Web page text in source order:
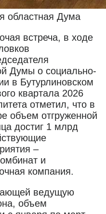
областная Дума
встреча, в ходе
Думы о социально-
в Бутурлиновском
квартала 2026
отметил, что в
объем отгруженной
достиг 1 млрд
–
и
компания.
ведущую
объем